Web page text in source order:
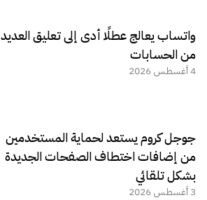
واتساب يعالج عطلًا أدى إلى تعليق العديد
من الحسابات
4 أغسطس 2026
جوجل كروم يستعد لحماية المستخدمين
من إضافات اختطاف الصفحات الجديدة
بشكل تلقائي
3 أغسطس 2026